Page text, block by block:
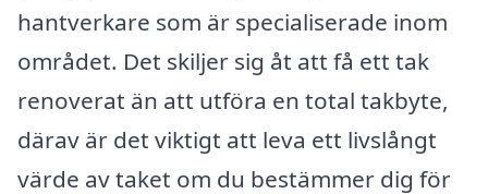
hantverkare som är specialiserade inom
området. Det skiljer sig åt att få ett tak
renoverat än att utföra en total takbyte,
därav är det viktigt att leva ett livslångt
värde av taket om du bestämmer dig för